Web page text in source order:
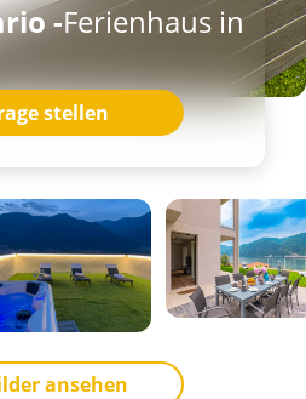
ansehen
-Ferienhaus in
stellen